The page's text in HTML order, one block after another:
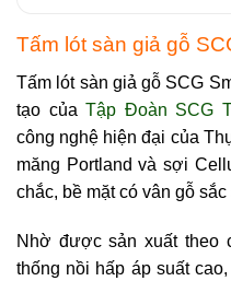
Tấm lót sàn giả gỗ
Tấm lót sàn giả gỗ SCG
tạo củaTập Đoàn SCG
công nghệ hiện đại của
măng Portland và sợi
chắc, bề mặt có vân gỗ sắc
Nhờ được sản xuất theo
thống nồi hấp áp suất